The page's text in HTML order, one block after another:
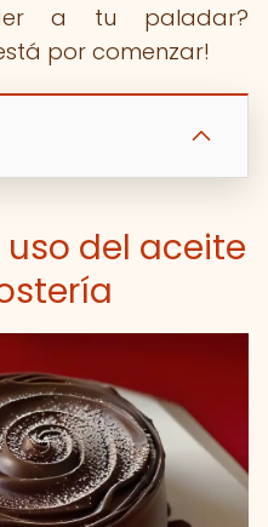
a tu paladar?
por comenzar!
del aceite